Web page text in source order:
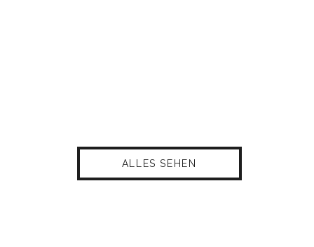
ALLES SEHEN